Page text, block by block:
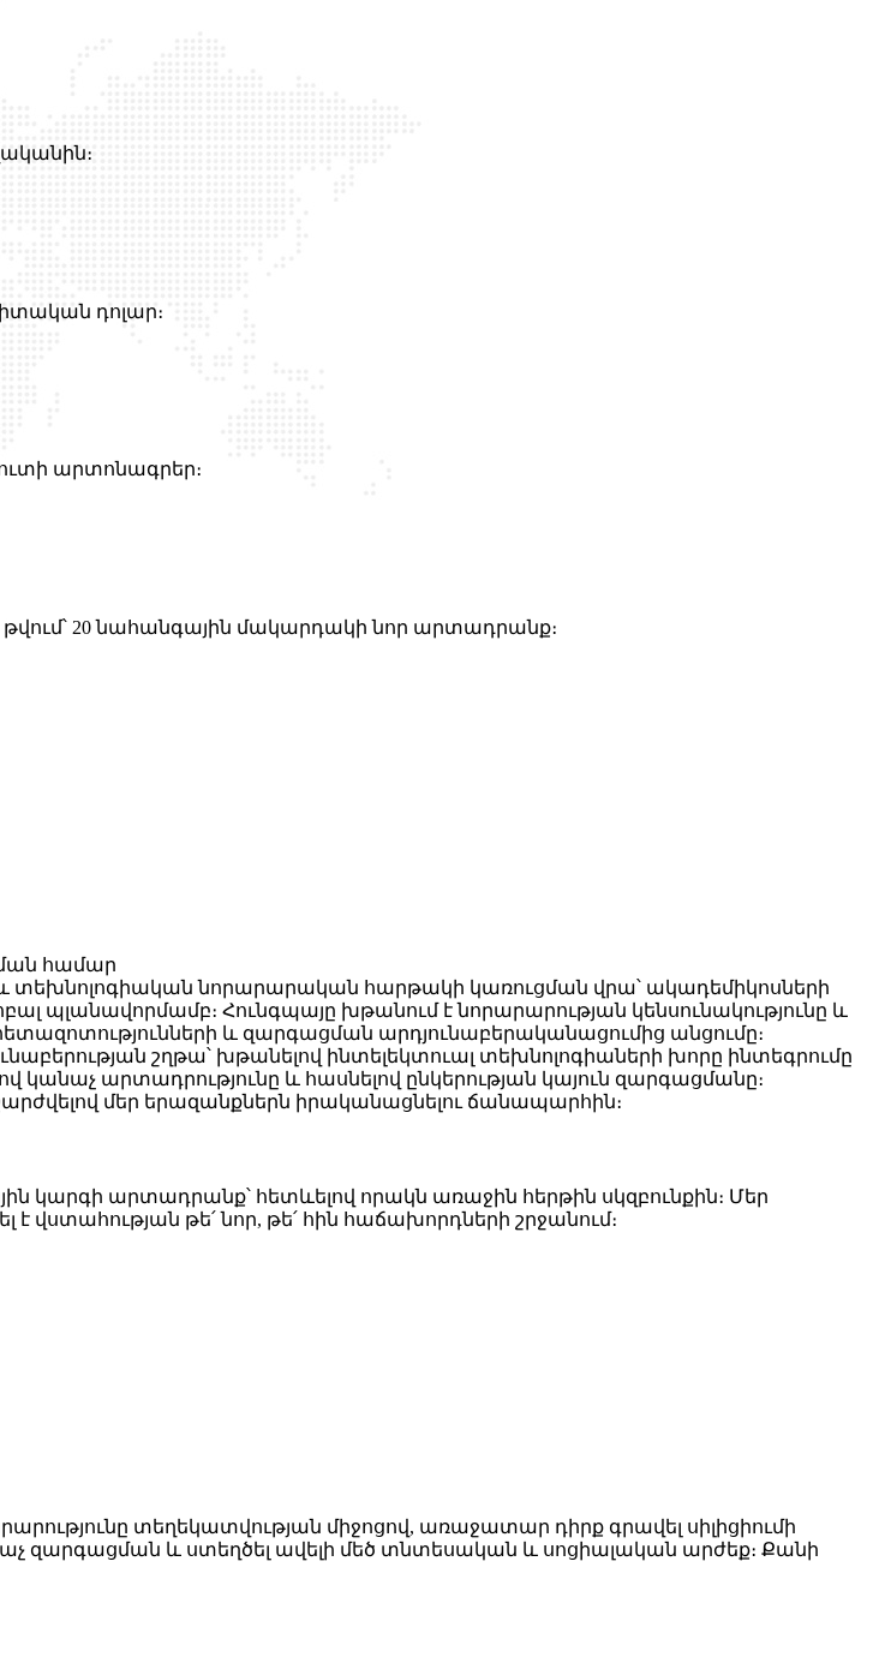
​​դոլար։
արտոնագրեր։
թվում՝ 20 նահանգային մակարդակի նոր արտադրանք։
համար
նորարարական հարթակի կառուցման վրա՝ ակադեմիկոսների
պլանավորմամբ։ Հունգպայը խթանում է նորարարության կենսունակությունը և
և զարգացման արդյունաբերականացումից անցումը։
շղթա՝ խթանելով ինտելեկտուալ տեխնոլոգիաների խորը ինտեգրումը
արտադրությունը և հասնելով ընկերության կայուն զարգացմանը։
մեր երազանքներն իրականացնելու ճանապարհին։
կարգի արտադրանք՝ հետևելով որակն առաջին հերթին սկզբունքին։ Մեր
վստահության թե՛ նոր, թե՛ հին հաճախորդների շրջանում։
տեղեկատվության միջոցով, առաջատար դիրք գրավել սիլիցիումի
զարգացման և ստեղծել ավելի մեծ տնտեսական և սոցիալական արժեք։ Քանի